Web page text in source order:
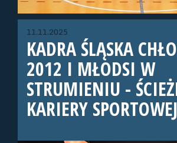
11.11.2025
KADRA ŚLĄSKA
2012 I MŁODSI W
STRUMIENIU -
KARIERY SPORTOWEJ